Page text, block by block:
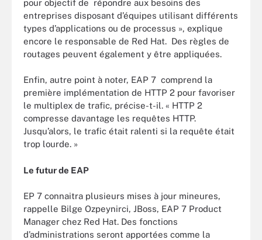
pour objectif de répondre aux besoins des
entreprises disposant d’équipes utilisant différents
types d’applications ou de processus », explique
encore le responsable de Red Hat. Des règles de
routages peuvent également y être appliquées.
Enfin, autre point à noter, EAP 7 comprend la
première implémentation de HTTP 2 pour favoriser
le multiplex de trafic, précise-t-il. « HTTP 2
compresse davantage les requêtes HTTP.
Jusqu’alors, le trafic était ralenti si la requête était
trop lourde. »
Le futur de EAP
EP 7 connaitra plusieurs mises à jour mineures,
rappelle Bilge Ozpeynirci, JBoss, EAP 7 Product
Manager chez Red Hat. Des fonctions
d’administrations seront apportées comme la